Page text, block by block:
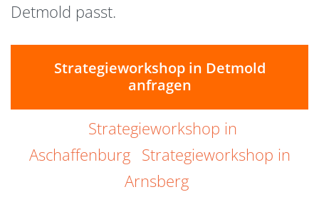
Detmold passt.
Strategieworkshop in Detmold
anfragen
Strategieworkshop in
Aschaffenburg Strategieworkshop in
Arnsberg